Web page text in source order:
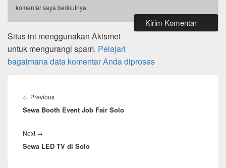
komentar saya berikutnya.
Situs ini menggunakan Akismet
untuk mengurangi spam. Pelajari
bagaimana data komentar Anda diproses
pos
← PreviousPrevious
post:
Sewa Booth Event Job Fair Solo
Next →
post:
Sewa LED TV di Solo